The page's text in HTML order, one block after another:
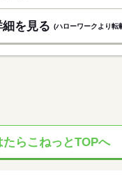
を見る (ハローワークより転
たらこねっとTOPへ